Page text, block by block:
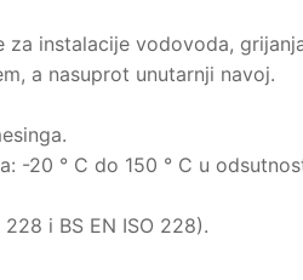
za instalacije vodovoda,
a nasuprot unutarnji navoj.
-20 ° C do 150 ° C u
i BS EN ISO 228).